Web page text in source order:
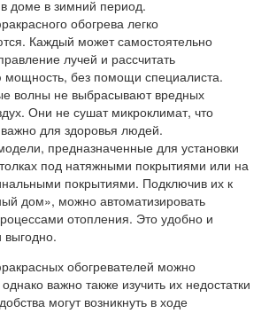
доме в зимний период.
обогрева легко
Каждый может самостоятельно
лучей и рассчитать
без помощи специалиста.
волны не выбрасывают вредных
Они не сушат микроклимат, что
для здоровья людей.
предназначенные для установки
под натяжными покрытиями или на
покрытиями. Подключив их к
дом», можно автоматизировать
отопления. Это удобно и
выгодно.
обогревателей можно
важно также изучить их недостатки
могут возникнуть в ходе